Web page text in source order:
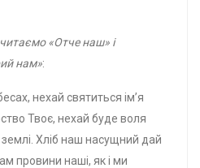
«Отче наш» і
нам»:
нехай святиться ім’я
Твоє, нехай буде воля
землі. Хліб наш насущний дай
провини наші, як і ми